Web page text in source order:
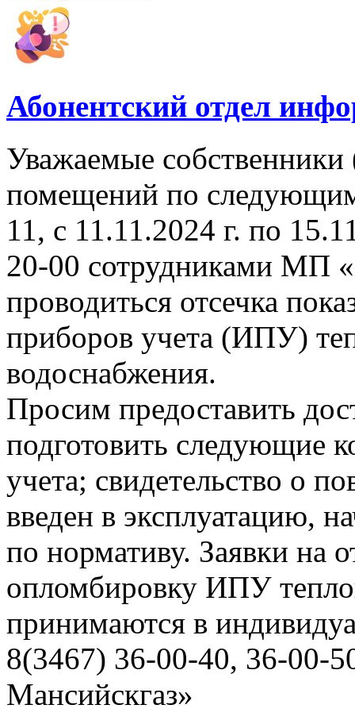
Абонентский отдел
Уважаемые
помещений по
11, с 11.11.2024 г. по
20-00 сотрудниками МП
проводиться отсечка
приборов учета (ИПУ)
водоснабжения.
Просим предоставить
подготовить следующие
учета; свидетельство о
введен в эксплуатацию,
по нормативу. Заявки на
опломбировку ИПУ
принимаются в
8(3467) 36-00-40, 36-
Мансийскгаз»